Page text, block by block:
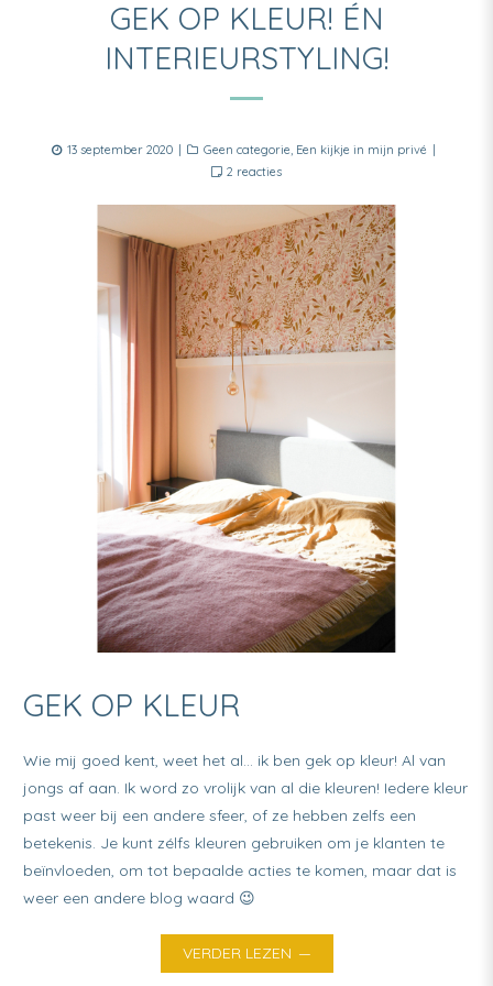
GEK OP KLEUR! ÉN
INTERIEURSTYLING!
Posted
13 september 2020 Categories
Geen categorie, Een kijkje in mijn privé
2 reactiesop
kleur!
Én
interieurstyling!
GEK OP KLEUR
Wie mij goed kent, weet het al… ik ben gek op kleur! Al van
jongs af aan. Ik word zo vrolijk van al die kleuren! Iedere kleur
past weer bij een andere sfeer, of ze hebben zelfs een
betekenis. Je kunt zélfs kleuren gebruiken om je klanten te
beïnvloeden, om tot bepaalde acties te komen, maar dat is
weer een andere blog waard 😉
VERDER LEZEN